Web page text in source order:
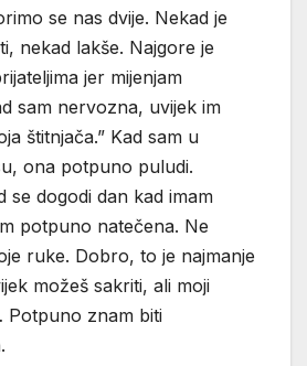
se nas dvije. Nekad je
nekad lakše. Najgore je
jer mijenjam
sam nervozna, uvijek im
štitnjača.” Kad sam u
ona potpuno puludi.
se dogodi dan kad imam
potpuno natečena. Ne
ruke. Dobro, to je najmanje
možeš sakriti, ali moji
Potpuno znam biti